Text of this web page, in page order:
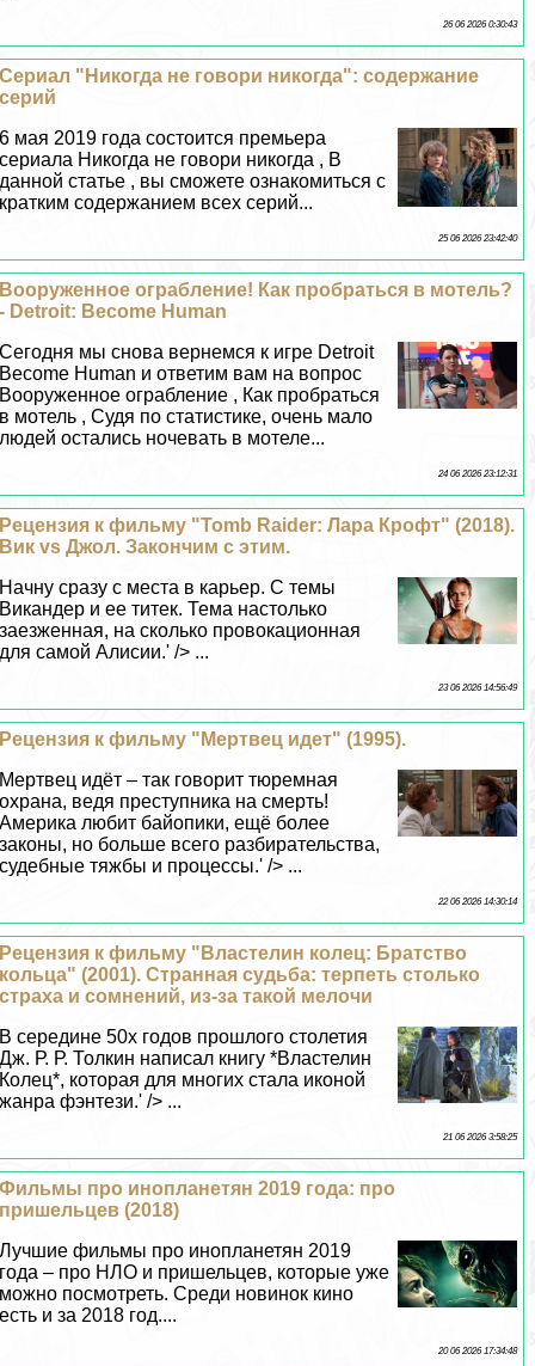
26 06 2026 0:30:43
Сериал "Никогда не говори никогда": содержание
серий
6 мая 2019 года состоится премьера
сериала Никогда не говори никогда , В
данной статье , вы сможете ознакомиться с
кратким содержанием всех серий...
25 06 2026 23:42:40
Вооруженное ограбление! Как пробраться в мотель?
- Detroit: Become Human
Сегодня мы снова вернемся к игре Detroit
Become Human и ответим вам на вопрос
Вооруженное ограбление , Как пробраться
в мотель , Судя по статистике, очень мало
людей остались ночевать в мотеле...
24 06 2026 23:12:31
Рецензия к фильму "Tomb Raider: Лара Крофт" (2018).
Вик vs Джол. Закончим с этим.
Начну сразу с места в карьер. С темы
Викандер и ее титек. Тема настолько
заезженная, на сколько провокационная
для самой Алисии.' /> ...
23 06 2026 14:56:49
Рецензия к фильму "Мертвец идет" (1995).
Мертвец идёт – так говорит тюремная
охрана, ведя преступника на cмepть!
Америка любит байопики, ещё более
законы, но больше всего разбирательства,
судебные тяжбы и процессы.' /> ...
22 06 2026 14:30:14
Рецензия к фильму "Властелин колец: Братство
кольца" (2001). Странная судьба: терпеть столько
стpaxa и сомнений, из-за такой мелочи
В середине 50х годов прошлого столетия
Дж. Р. Р. Толкин написал книгу *Властелин
Колец*, которая для многих стала иконой
жанра фэнтези.' /> ...
21 06 2026 3:58:25
Фильмы про инопланетян 2019 года: про
пришельцев (2018)
Лучшие фильмы про инопланетян 2019
года – про НЛО и пришельцев, которые уже
можно посмотреть. Среди новинок кино
есть и за 2018 год....
20 06 2026 17:34:48